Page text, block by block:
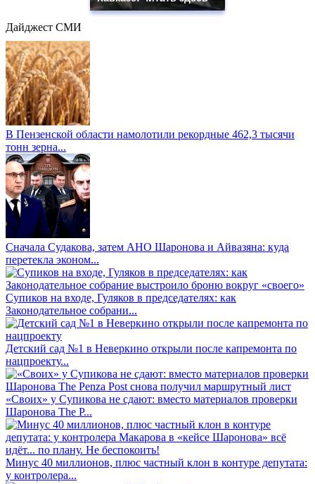
Дайджест СМИ
В Пензенской области намолотили рекордные 462,3 тысячи
тонн зерна...
Сначала Судакова, затем АНО Шаронова и Айвазяна: куда
перетекла эконом...
Супиков на входе, Гуляков в председателях: как
Законодательное собрани...
Детский сад №1 в Неверкино открыли после капремонта по
нацпроекту...
«Своих» у Супикова не сдают: вместо материалов проверки
Шаронова The P...
Минус 40 миллионов, плюс частный клон в контуре депутата:
у контролера...